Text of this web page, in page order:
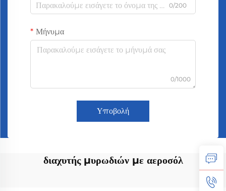
0/200
Μήνυμα
0/1000
Υποβολή
διαχυτής μυρωδιών με αεροσόλ